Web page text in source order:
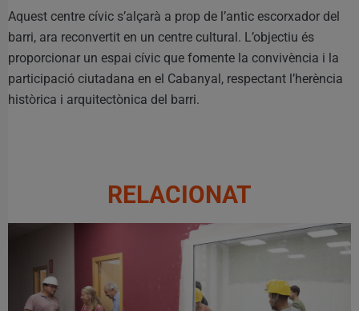
Aquest centre cívic s’alçarà a prop de l’antic escorxador del
barri, ara reconvertit en un centre cultural. L’objectiu és
proporcionar un espai cívic que fomente la convivència i la
participació ciutadana en el Cabanyal, respectant l’herència
històrica i arquitectònica del barri.
RELACIONAT